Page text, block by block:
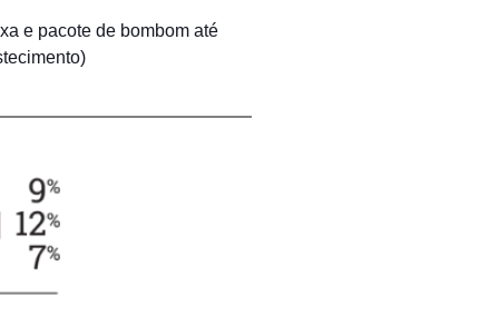
e pacote de bombom até